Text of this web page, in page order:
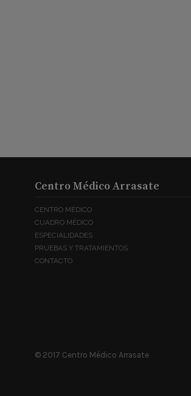
Centro Médico Arrasate
CENTRO MÉDICO
CUADRO MÉDICO
ESPECIALIDADES
PRUEBAS Y TRATAMIENTOS
CONTACTO
© 2017 Centro Médico Arrasate